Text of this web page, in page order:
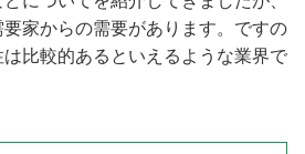
家からの需要があります。ですの
比較的あるといえるような業界で